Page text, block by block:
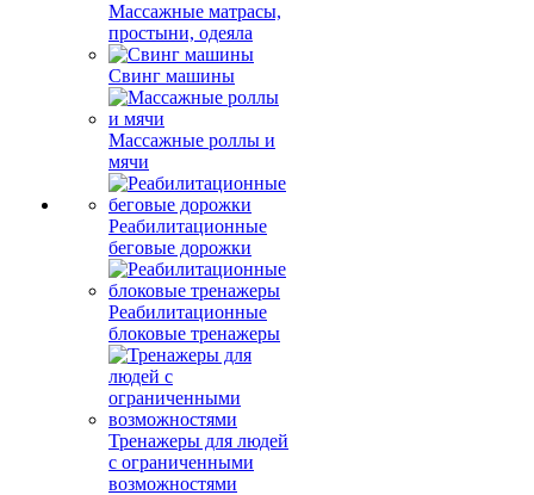
Массажные матрасы,
простыни, одеяла
Свинг машины
Массажные роллы и
мячи
Реабилитационные
беговые дорожки
Реабилитационные
блоковые тренажеры
Тренажеры для людей
с ограниченными
возможностями